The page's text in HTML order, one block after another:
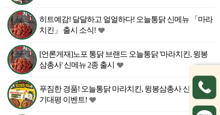
히트예감! 달달하고 얼얼하다! 오늘통닭 신메뉴 「마라
치킨」 출시 소식!
[언론게재]노포 통닭 브랜드 오늘통닭 '마라치킨, 윙봉
삼총사' 신메뉴 2종 출시
푸짐한 경품! 오늘통닭 마라치킨, 윙봉삼총사 신메뉴
기대평 이벤트!